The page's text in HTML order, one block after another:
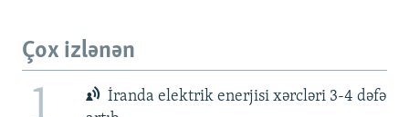
Çox izlənən
İranda elektrik enerjisi xərcləri 3-4 dəfə